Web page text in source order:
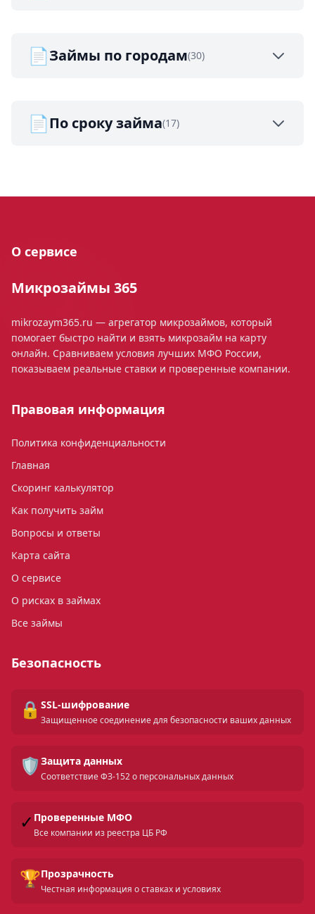
📄Займы по городам(30)
📄По сроку займа(17)
О сервисе
Микрозаймы 365
mikrozaym365.ru — агрегатор микрозаймов, который
помогает быстро найти и взять микрозайм на карту
онлайн. Сравниваем условия лучших МФО России,
показываем реальные ставки и проверенные компании.
Правовая информация
Политика конфиденциальности
Главная
Скоринг калькулятор
Как получить займ
Вопросы и ответы
Карта сайта
О сервисе
О рисках в займах
Все займы
Безопасность
🔒 SSL-шифрование
Защищенное соединение для безопасности ваших данных
🛡️ Защита данных
Соответствие ФЗ-152 о персональных данных
✓ Проверенные МФО
Все компании из реестра ЦБ РФ
🏆Прозрачность
Честная информация о ставках и условиях